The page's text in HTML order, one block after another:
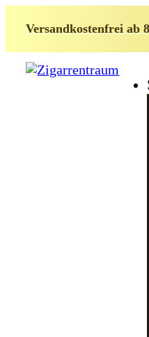
Versandkostenfrei ab